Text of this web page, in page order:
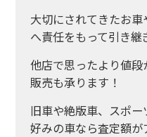
大切にされてきたお
へ責任をもって引き継
他店で思ったより値
販売も承ります！
旧車や絶版車、スポ
好みの車なら査定額が